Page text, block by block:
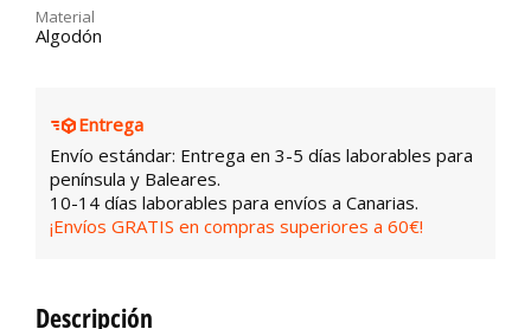
Material
Algodón
Entrega
Envío estándar: Entrega en 3-5 días laborables para
península y Baleares.
10-14 días laborables para envíos a Canarias.
¡Envíos GRATIS en compras superiores a 60€!
Descripción